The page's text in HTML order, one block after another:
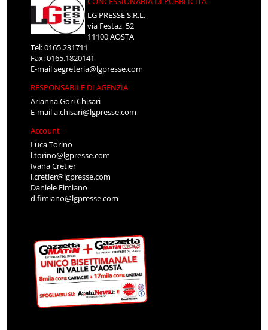
LG PRESSE S.R.L.
via Festaz, 52
11100 AOSTA
Tel: 0165.231711
Fax: 0165.1820141
E-mailsegreteria@lgpresse.com
RESPONSABILE DI AGENZIA
Arianna Gori Chisari
E-maila.chisari@lgpresse.com
Account
Luca Torino
l.torino@lgpresse.com
Ivana Cretier
i.cretier@lgpresse.com
Daniele Fimiano
d.fimiano@lgpresse.com